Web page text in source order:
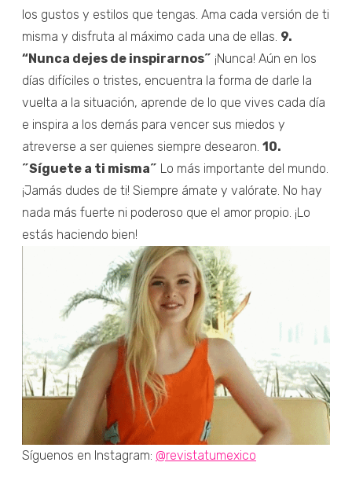
los gustos y estilos que tengas. Ama cada versión de ti
misma y disfruta al máximo cada una de ellas. 9.
“Nunca dejes de inspirarnos˝ ¡Nunca! Aún en los
días difíciles o tristes, encuentra la forma de darle la
vuelta a la situación, aprende de lo que vives cada día
e inspira a los demás para vencer sus miedos y
atreverse a ser quienes siempre desearon. 10.
˝Síguete a ti misma˝ Lo más importante del mundo.
¡Jamás dudes de ti! Siempre ámate y valórate. No hay
nada más fuerte ni poderoso que el amor propio. ¡Lo
estás haciendo bien!
Síguenos en Instagram: @revistatumexico